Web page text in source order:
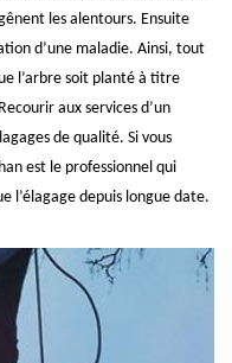
les alentours. Ensuite
d’une maladie. Ainsi, tout
l’arbre soit planté à titre
aux services d’un
de qualité. Si vous
est le professionnel qui
l’élagage depuis longue date.